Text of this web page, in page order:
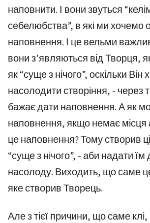
наповнити. І вони звуться
себелюбства”, в які ми хочемо
наповнення. І це вельми
вони з’являються від Творця,
як “суще з нічого”, оскільки Він
насолодити створіння, - через
бажає дати наповнення. А як
наповнення, якщо немає місця
це наповнення? Тому створив
“суще з нічого”, - аби надати їм
насолоду. Виходить, що саме
яке створив Творець.
Але з тієї причини, що саме